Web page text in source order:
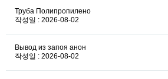
Труба Полипропилено
작성일 : 2026-08-02
Вывод из запоя анон
작성일 : 2026-08-02